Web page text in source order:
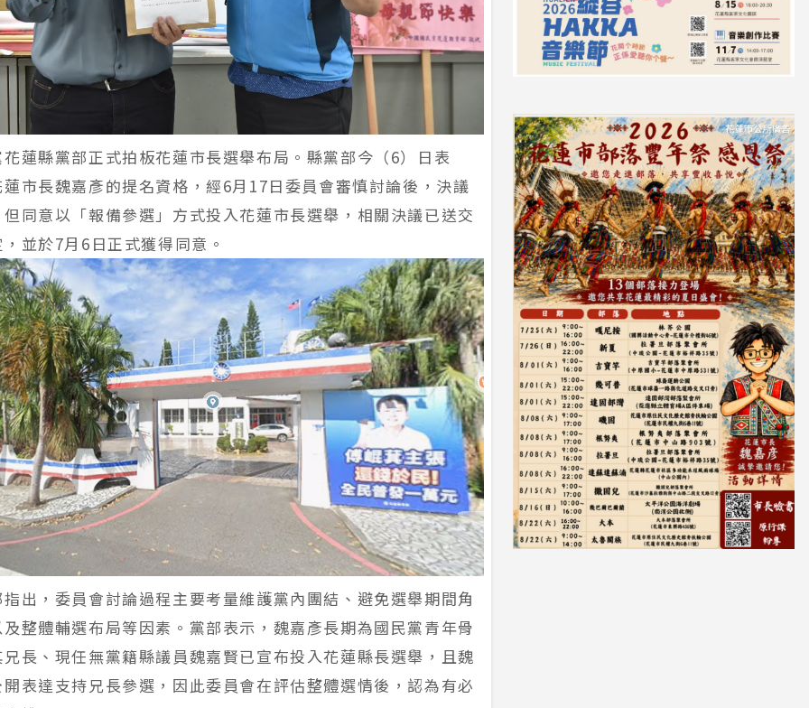
蓮縣黨部正式拍板花蓮市長選舉布局。縣黨部今（6）日表
市長魏嘉彥的提名資格，經6月17日委員會審慎討論後，決議
同意以「報備參選」方式投入花蓮市長選舉，相關決議已送交
並於7月6日正式獲得同意。
出，委員會討論過程主要考量維護黨內團結、避免選舉期間角
整體輔選布局等因素。黨部表示，魏嘉彥長期為國民黨青年骨
長、現任無黨籍縣議員魏嘉賢已宣布投入花蓮縣長選舉，且魏
表達支持兄長參選，因此委員會在評估整體選情後，認為有必